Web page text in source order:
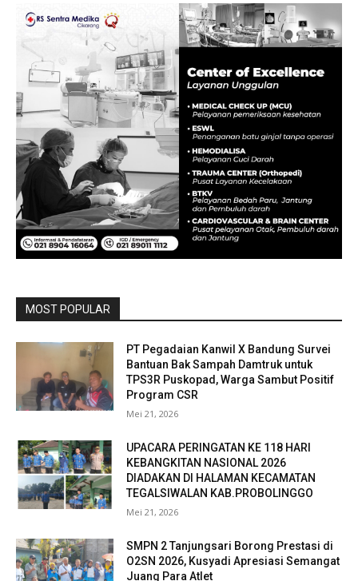
MOST POPULAR
PT Pegadaian Kanwil X Bandung Survei
Bantuan Bak Sampah Damtruk untuk
TPS3R Puskopad, Warga Sambut Positif
Program CSR
Mei 21, 2026
UPACARA PERINGATAN KE 118 HARI
KEBANGKITAN NASIONAL 2026
DIADAKAN DI HALAMAN KECAMATAN
TEGALSIWALAN KAB.PROBOLINGGO
Mei 21, 2026
SMPN 2 Tanjungsari Borong Prestasi di
O2SN 2026, Kusyadi Apresiasi Semangat
Juang Para Atlet